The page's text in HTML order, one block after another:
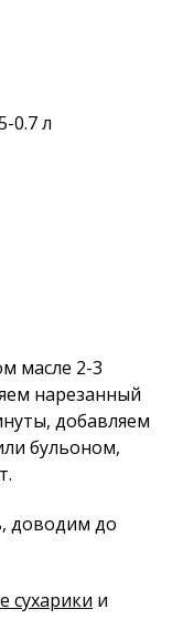
0.7 л
масле 2-3
нарезанный
добавляем
бульоном,
доводим до
сухарики и